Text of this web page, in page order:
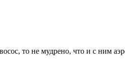
то не мудрено, что и с ним